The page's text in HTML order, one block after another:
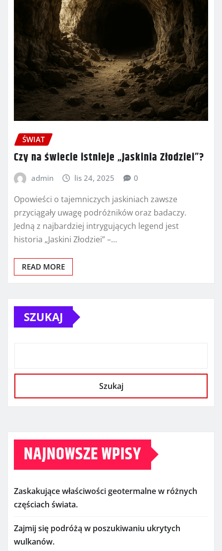
ŚWIAT
Czy na świecie istnieje „Jaskinia Złodziei”?
admin lis 24, 2025 0
Opowieści o tajemniczych jaskiniach zawsze
przyciągały uwagę podróżników oraz badaczy.
Jedną z najbardziej intrygujących legend jest
historia „Jaskini Złodziei” –…
READ MORE
SZUKAJ
Szukaj
NAJNOWSZE WPISY
Zaskakujące właściwości geotermalne w różnych
częściach świata.
Zajmij się podróżą w poszukiwaniu ukrytych
wulkanów.